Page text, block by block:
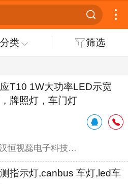
分类 筛选
T10 1W大功率LED示宽
牌照灯，车门灯
武汉恒视蕊电子科技有限公司
指示灯,canbus 车灯,led车